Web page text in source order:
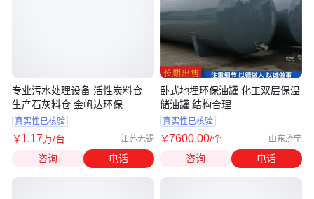
专业污水处理设备 活性炭料仓
生产石灰料仓 金帆达环保
真实性已核验
￥1.17万/台 江苏无锡
咨询 电话
卧式地埋环保油罐 化工双层保温
储油罐 结构合理
真实性已核验
￥7600.00/个 山东济宁
咨询 电话